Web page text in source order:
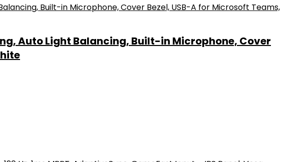
Auto Light Balancing, Built-in Microphone, Cover